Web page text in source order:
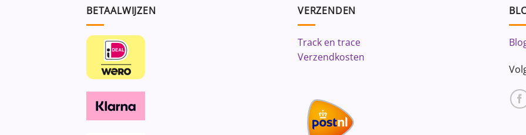
BETAALWIJZEN VERZENDEN
Track en trace
Verzendkosten